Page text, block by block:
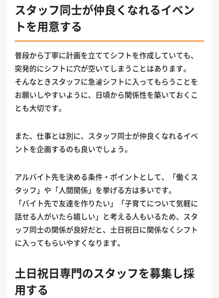
スタッフ同士が仲良くなれるイベン
トを用意する
普段から丁寧に計画を立ててシフトを作成していても、
突発的にシフトに穴が空いてしまうことはあります。
そんなときスタッフに急遽シフトに入ってもらうことを
お願いしやすいように、日頃から関係性を築いておくこ
とも大切です。
また、仕事とは別に、スタッフ同士が仲良くなれるイベ
ントを企画するのも良いでしょう。
アルバイト先を決める条件・ポイントとして、「働くス
タッフ」や「人間関係」を挙げる方は多いです。
「バイト先で友達を作りたい」「子育てについて気軽に
話せる人がいたら嬉しい」と考える人もいるため、スタ
ッフ同士の関係が良好だと、土日祝日に関係なくシフト
に入ってもらいやすくなります。
土日祝日専門のスタッフを募集し採
用する